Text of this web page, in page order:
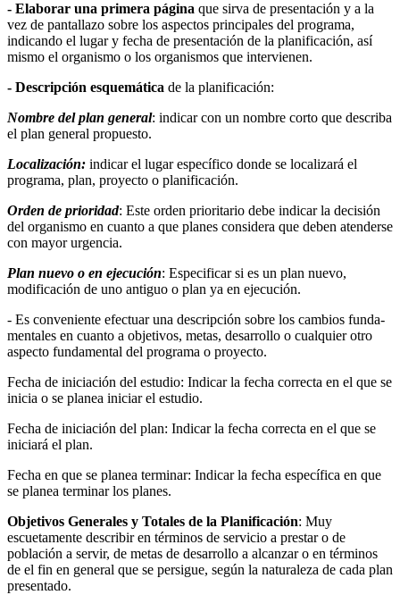
- Elaborar una primera página que sirva de presentación y a la
vez de pantallazo sobre los aspectos principales del programa,
indicando el lugar y fecha de presentación de la planificación, así
mismo el or­ganismo o los organismos que intervienen.
- Descripción esquemática de la planificación:
Nombre del plan general: indicar con un nombre corto que describa
el plan general propuesto.
Localización: indicar el lugar específico donde se localiza­rá el
programa, plan, proyecto o planificación.
Orden de prioridad: Este orden prioritario debe indicar la decisión
del organismo en cuanto a que planes considera que deben atenderse
con mayor urgencia.
Plan nuevo o en ejecución: Especificar si es un plan nuevo,
modificación de uno antiguo o plan ya en ejecución.
- Es conveniente efectuar una descripción sobre los cambios funda­
mentales en cuanto a objetivos, metas, desarrollo o cualquier otro
aspecto fundamental del programa o proyecto.
Fecha de iniciación del estudio: Indicar la fecha correcta en el que se
inicia o se planea iniciar el estudio.
Fecha de iniciación del plan: Indicar la fecha correcta en el que se
iniciará el plan.
Fecha en que se planea terminar: Indicar la fecha es­pecífica en que
se planea terminar los planes.
Objetivos Generales y Totales de la Planificación: Muy
escuetamente describir en términos de servicio a prestar o de
población a servir, de metas de desarrollo a alcanzar o en términos
de el fin en general que se persigue, según la naturaleza de cada plan
presentado.